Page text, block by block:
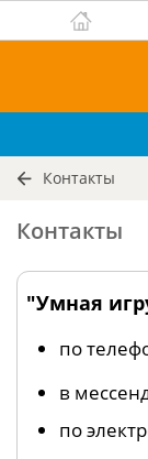
Контакты
Контакты
"Умная
по
в
по